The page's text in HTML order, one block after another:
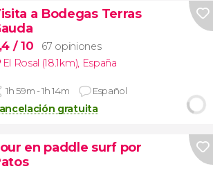
a Bodegas Terras
/ 10
67 opiniones
El Rosal (18.1km), España
1h 59m - 1h 14m Español
gratuita
en paddle surf por